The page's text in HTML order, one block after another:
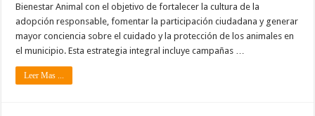
Bienestar Animal con el objetivo de fortalecer la cultura de la
adopción responsable, fomentar la participación ciudadana y generar
mayor conciencia sobre el cuidado y la protección de los animales en
el municipio. Esta estrategia integral incluye campañas …
Leer Mas ...